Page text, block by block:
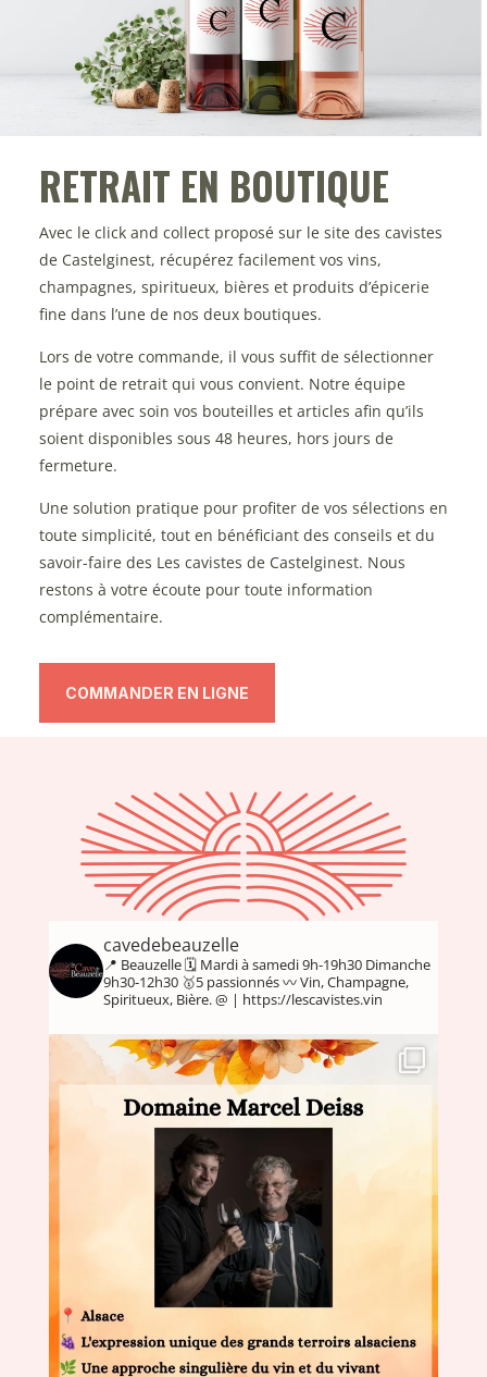
RETRAIT EN BOUTIQUE
Avec le click and collect proposé sur le site des cavistes
de Castelginest, récupérez facilement vos vins,
champagnes, spiritueux, bières et produits d’épicerie
fine dans l’une de nos deux boutiques.
Lors de votre commande, il vous suffit de sélectionner
le point de retrait qui vous convient. Notre équipe
prépare avec soin vos bouteilles et articles afin qu’ils
soient disponibles sous 48 heures, hors jours de
fermeture.
Une solution pratique pour profiter de vos sélections en
toute simplicité, tout en bénéficiant des conseils et du
savoir-faire des Les cavistes de Castelginest. Nous
restons à votre écoute pour toute information
complémentaire.
COMMANDER EN LIGNE
cavedebeauzelle
📍 Beauzelle🗓 Mardi à samedi 9h-19h30Dimanche
9h30-12h30🥇5 passionnés〰️ Vin, Champagne,
Spiritueux, Bière.@ | https://lescavistes.vin